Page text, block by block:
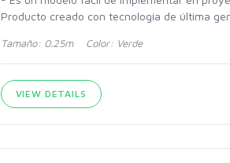
Producto creado con tecnología de última
Tamaño: 0.25m Color: Verde
VIEW DETAILS